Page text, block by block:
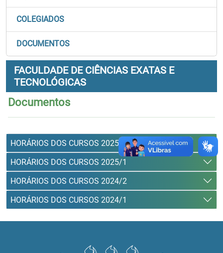
COLEGIADOS
DOCUMENTOS
FACULDADE DE CIÊNCIAS EXATAS E
TECNOLÓGICAS
Documentos
HORÁRIOS DOS CURSOS 2025/2
HORÁRIOS DOS CURSOS 2025/1
HORÁRIOS DOS CURSOS 2024/2
HORÁRIOS DOS CURSOS 2024/1